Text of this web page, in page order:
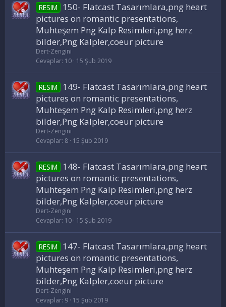
RESIM
150- Flatcast Tasarımlara,png heart
pictures on romantic presentations,
Muhteşem Png Kalp Resimleri,png herz
bilder,Png Kalpler,coeur picture
Dert-Zengini
Cevaplar 10 15 Şub 2019
RESIM
149- Flatcast Tasarımlara,png heart
pictures on romantic presentations,
Muhteşem Png Kalp Resimleri,png herz
bilder,Png Kalpler,coeur picture
Dert-Zengini
Cevaplar 8 15 Şub 2019
RESIM
148- Flatcast Tasarımlara,png heart
pictures on romantic presentations,
Muhteşem Png Kalp Resimleri,png herz
bilder,Png Kalpler,coeur picture
Dert-Zengini
Cevaplar 10 15 Şub 2019
RESIM
147- Flatcast Tasarımlara,png heart
pictures on romantic presentations,
Muhteşem Png Kalp Resimleri,png herz
bilder,Png Kalpler,coeur picture
Dert-Zengini
Cevaplar 9 15 Şub 2019